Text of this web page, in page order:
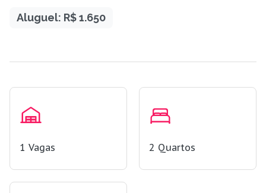
Aluguel: R$ 1.650
1 Vagas 2 Quartos